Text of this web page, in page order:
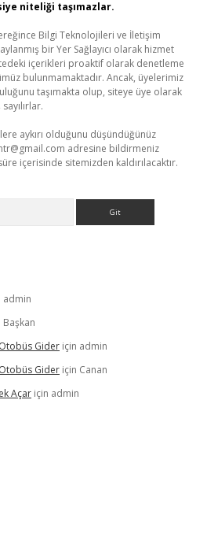
niteliği taşımazlar.
Bilgi Teknolojileri ve İletişim
bir Yer Sağlayıcı olarak hizmet
içerikleri proaktif olarak denetleme
bulunmamaktadır. Ancak, üyelerimiz
taşımakta olup, siteye üye olarak
aykırı olduğunu düşündüğünüz
adresine bildirmeniz
içerisinde sitemizden kaldırılacaktır.
admin
Başkan
Gider için admin
Gider için Canan
Açar için admin